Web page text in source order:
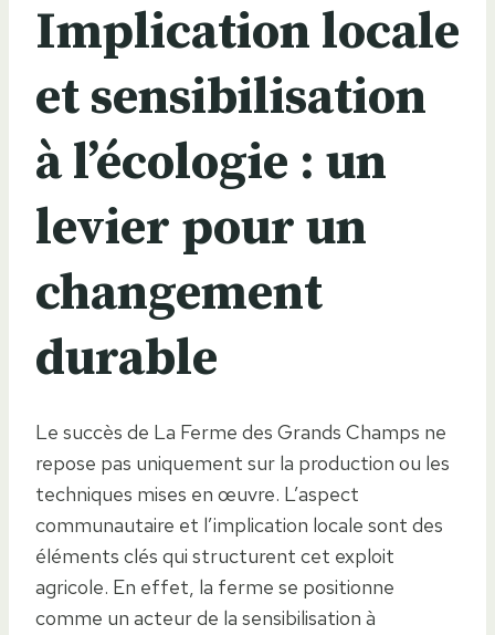
Implication locale
et sensibilisation
à l’écologie : un
levier pour un
changement
durable
Le succès de La Ferme des Grands Champs ne
repose pas uniquement sur la production ou les
techniques mises en œuvre. L’aspect
communautaire et l’implication locale sont des
éléments clés qui structurent cet exploit
agricole. En effet, la ferme se positionne
comme un acteur de la sensibilisation à